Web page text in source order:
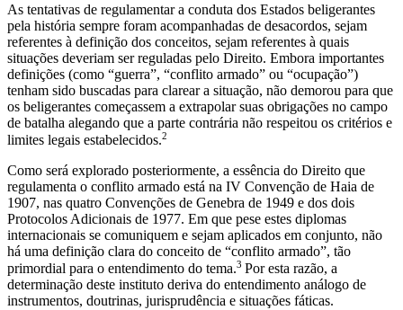
As tentativas de regulamentar a conduta dos Estados beligerantes
pela história sempre foram acompanhadas de desacordos, sejam
referentes à definição dos conceitos, sejam referentes à quais
situações deveriam ser reguladas pelo Direito. Embora importantes
definições (como “guerra”, “conflito armado” ou “ocupação”)
tenham sido buscadas para clarear a situação, não demorou para que
os beligerantes começassem a extrapolar suas obrigações no campo
de batalha alegando que a parte contrária não respeitou os critérios e
limites legais estabelecidos.2
Como será explorado posteriormente, a essência do Direito que
regulamenta o conflito armado está na IV Convenção de Haia de
1907, nas quatro Convenções de Genebra de 1949 e dos dois
Protocolos Adicionais de 1977. Em que pese estes diplomas
internacionais se comuniquem e sejam aplicados em conjunto, não
há uma definição clara do conceito de “conflito armado”, tão
primordial para o entendimento do tema.3 Por esta razão, a
determinação deste instituto deriva do entendimento análogo de
instrumentos, doutrinas, jurisprudência e situações fáticas.